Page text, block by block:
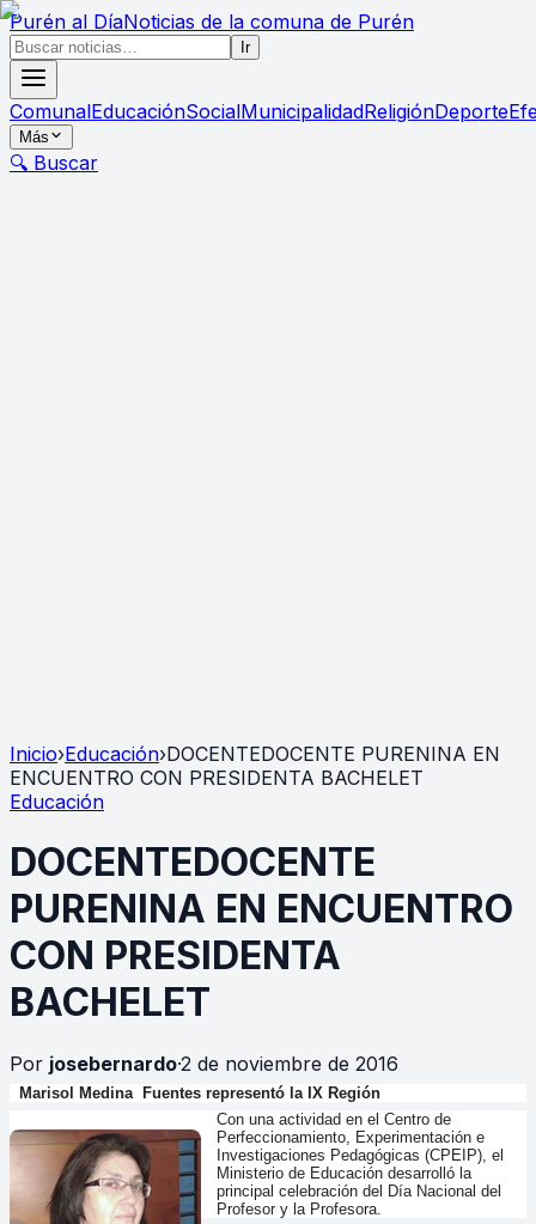
Purén al DíaNoticias de la comuna de Purén
Ir
ComunalEducaciónSocialMunicipalidadReligiónDeporte
Más
🔍 Buscar
Inicio›Educación›DOCENTEDOCENTE PURENINA EN
ENCUENTRO CON PRESIDENTA BACHELET
Educación
DOCENTEDOCENTE
PURENINA EN ENCUENTRO
CON PRESIDENTA
BACHELET
Por josebernardo·2 de noviembre de 2016
Marisol Medina Fuentes representó la IX Región
Con una actividad en el Centro de
Perfeccionamiento, Experimentación e
Investigaciones Pedagógicas (CPEIP), el
Ministerio de Educación desarrolló la
principal celebración del Día Nacional del
Profesor y la Profesora.